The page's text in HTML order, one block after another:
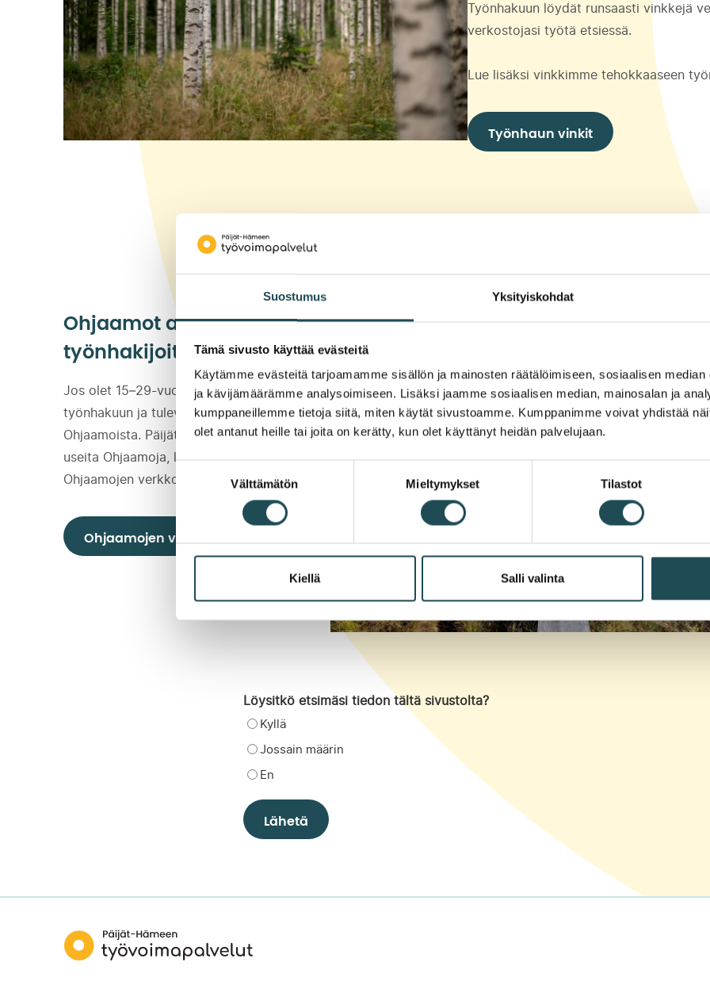
Suostumus Yksityiskohdat
Tämä sivusto käyttää evästeitä
Käytämme evästeitä tarjoamamme sisällön ja mainosten räätälöimiseen, sosiaalisen
ja kävijämäärämme analysoimiseen. Lisäksi jaamme sosiaalisen median, mainosalan ja
kumppaneillemme tietoja siitä, miten käytät sivustoamme. Kumppanimme voivat yhdistää
olet antanut heille tai joita on kerätty, kun olet käyttänyt heidän palvelujaan.
valinta
Välttämätön Mieltymykset Tilastot
Kiellä Salli valinta
Työnhakuun löydät runsaasti vinkkejä
verkostojasi työtä etsiessä.
Lue lisäksi vinkkimme tehokkaaseen
Työnhaun vinkit
Ohjaamot auttavat nuoria
työnhakijoita
Jos olet 15–29-vuotias, voit saada tukea
työnhakuun ja tulevaisuuden suunnitteluun
Ohjaamoista. Päijät-Hämeen alueella toimii
useita Ohjaamoja, lue tarkemmat tiedot
Ohjaamojen verkkosivuilta.
Ohjaamojen verkkosivut
Löysitkö etsimäsi tiedon tältä sivustolta?
Kyllä
Jossain määrin
En
Päijät-
Hämeen